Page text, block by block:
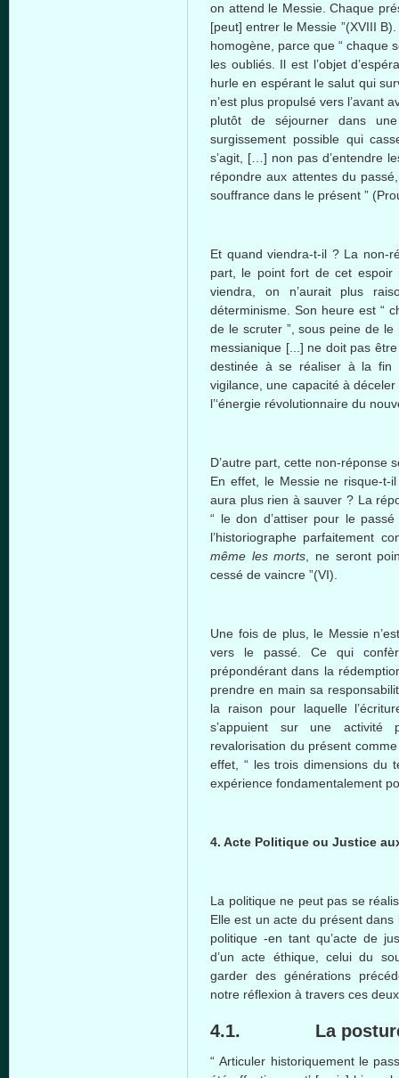
on attend le Messie. Chaque
[peut] entrer le Messie ”(XVIII
homogène, parce que “ chaque
les oubliés. Il est l’objet
hurle en espérant le salut qui
n’est plus propulsé vers l’avant
plutôt de séjourner dans
surgissement possible qui
s’agit, […] non pas d’entendre
répondre aux attentes du
souffrance dans le présent ”
Et quand viendra-t-il ? La non-
part, le point fort de cet espoir
viendra, on n’aurait plus
déterminisme. Son heure est “
de le scruter ”, sous peine de le
messianique [...] ne doit pas
destinée à se réaliser à la fin
vigilance, une capacité à
l’‘énergie révolutionnaire du
D’autre part, cette non-réponse
En effet, le Messie ne risque-t-
aura plus rien à sauver ? La
“ le don d’attiser pour le passé
l’historiographe parfaitement
même les morts , ne seront
cessé de vaincre ”(VI).
Une fois de plus, le Messie
vers le passé. Ce qui
prépondérant dans la
prendre en main sa
la raison pour laquelle
s’appuient sur une
revalorisation du présent
effet, “ les trois dimensions du
expérience fondamentalement
4. Acte Politique ou Justice
La politique ne peut pas se
Elle est un acte du présent dans
politique -en tant qu’acte de
d’un acte éthique, celui du
garder des générations
notre réflexion à travers ces
4.1. La posture
“ Articuler historiquement le